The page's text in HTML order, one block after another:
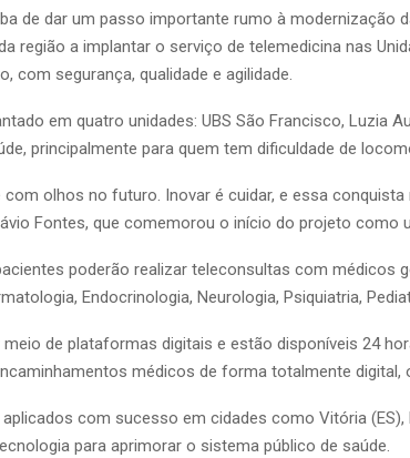
de dar um passo importante rumo à
região a implantar o serviço de telemedicina nas
com segurança, qualidade e agilidade.
em quatro unidades: UBS São Francisco, Luzia
principalmente para quem tem dificuldade de
olhos no futuro. Inovar é cuidar, e essa
Fontes, que comemorou o início do projeto como
poderão realizar teleconsultas com médicos
Endocrinologia, Neurologia, Psiquiatria,
de plataformas digitais e estão disponíveis 24
médicos de forma totalmente
com sucesso em cidades como Vitória
para aprimorar o sistema público de saúde.